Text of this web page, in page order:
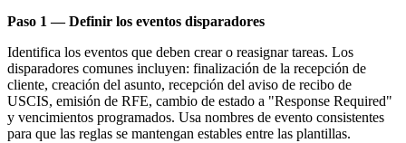
Paso 1 — Definir los eventos disparadores
Identifica los eventos que deben crear o reasignar tareas. Los
disparadores comunes incluyen: finalización de la recepción de
cliente, creación del asunto, recepción del aviso de recibo de
USCIS, emisión de RFE, cambio de estado a "Response Required"
y vencimientos programados. Usa nombres de evento consistentes
para que las reglas se mantengan estables entre las plantillas.